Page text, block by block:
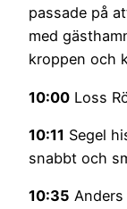
passade på
med
kroppen och
10:00 Loss
10:11 Segel
snabbt och
10:35